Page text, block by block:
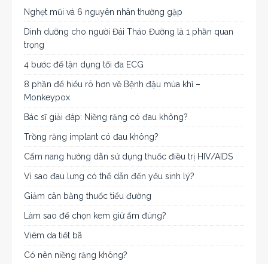
Nghẹt mũi và 6 nguyên nhân thường gặp
Dinh dưỡng cho người Đái Tháo Đường là 1 phần quan
trọng
4 bước để tận dụng tối đa ECG
8 phần để hiểu rõ hơn về Bệnh đậu mùa khỉ –
Monkeypox
Bác sĩ giải đáp: Niềng răng có đau không?
Trồng răng implant có đau không?
Cẩm nang hướng dẫn sử dụng thuốc điều trị HIV/AIDS
Vì sao đau lưng có thể dẫn đến yếu sinh lý?
Giảm cân bằng thuốc tiểu đường
Làm sao để chọn kem giữ ẩm đúng?
Viêm da tiết bã
Có nên niềng răng không?